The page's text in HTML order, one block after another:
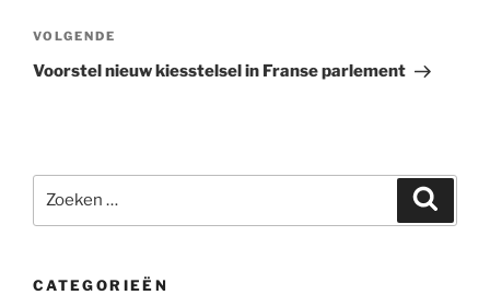
Volgend
bericht
VOLGENDE
Voorstel nieuw kiesstelsel in Franse parlement
naar:
CATEGORIEËN